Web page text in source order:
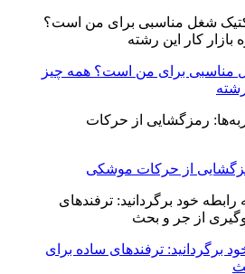
مناسبی برای من است؟ همه چیز
رشته
از حرکات موشکی
برگردانید: ترفندهای ساده برای